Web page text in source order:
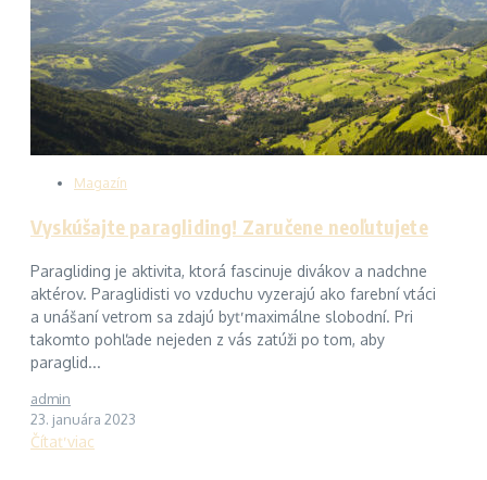
Magazín
Vyskúšajte paragliding! Zaručene neoľutujete
Paragliding je aktivita, ktorá fascinuje divákov a nadchne
aktérov. Paraglidisti vo vzduchu vyzerajú ako farební vtáci
a unášaní vetrom sa zdajú byť maximálne slobodní. Pri
takomto pohľade nejeden z vás zatúži po tom, aby
paraglid...
admin
23. januára 2023
Čítať viac